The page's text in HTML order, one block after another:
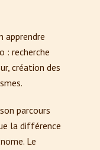
apprendre
: recherche
création des
parcours
la différence
Le